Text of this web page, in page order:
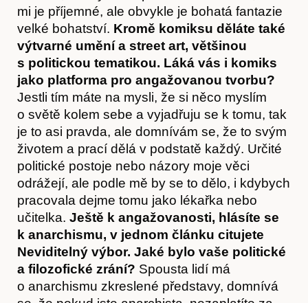
Hostcast
mi je příjemné, ale obvykle je bohatá fantazie
velké bohatství. Kromě komiksu děláte také
výtvarné umění a street art, většinou
s politickou tematikou. Láká vás i komiks
jako platforma pro angažovanou tvorbu?
Jestli tím máte na mysli, že si něco myslím
o světě kolem sebe a vyjadřuju se k tomu, tak
je to asi pravda, ale domnívám se, že to svým
životem a prací dělá v podstatě každý. Určité
politické postoje nebo názory moje věci
odrážejí, ale podle mě by se to dělo, i kdybych
pracovala dejme tomu jako lékařka nebo
učitelka. Ještě k angažovanosti, hlásíte se
k anarchismu, v jednom článku citujete
Neviditelný výbor. Jaké bylo vaše politické
a filozofické zrání? Spousta lidí má
o anarchismu zkreslené představy, domnívá